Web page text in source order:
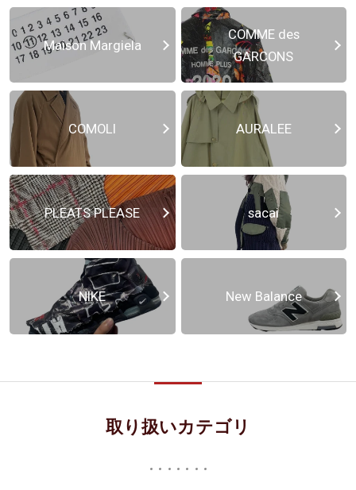
Maison Margiela
COMME des
GARCONS
COMOLI AURALEE
PLEATS PLEASE sacai
NIKE New Balance
取り扱いカテゴリ